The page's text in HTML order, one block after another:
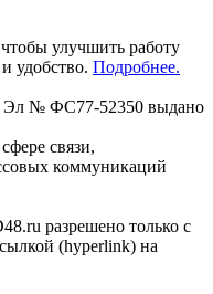
улучшить работу
удобство. Подробнее.
Эл № ФС77-52350 выдано
связи,
коммуникаций
разрешено только с
(hyperlink) на